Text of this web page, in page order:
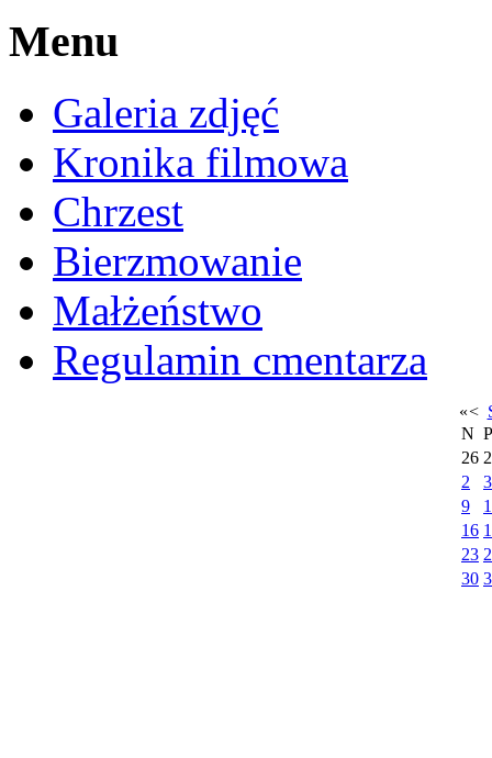
Menu
Galeria zdjęć
Kronika filmowa
Chrzest
Bierzmowanie
Małżeństwo
Regulamin cmentarza
«<
N P
26
2
3
9
16
23
30